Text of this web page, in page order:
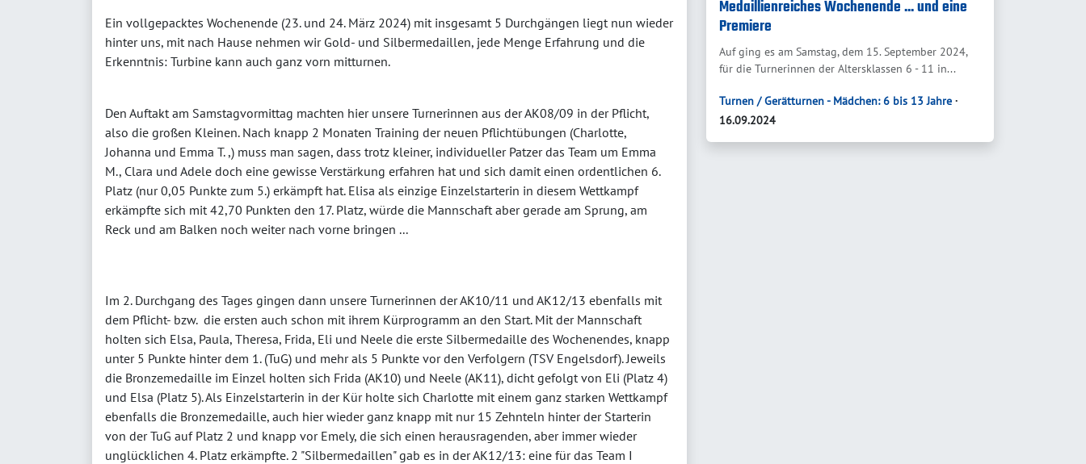
Ein vollgepacktes Wochenende (23. und 24. März 2024) mit insgesamt 5 Durchgängen liegt nun wieder
hinter uns, mit nach Hause nehmen wir Gold- und Silbermedaillen, jede Menge Erfahrung und die
Erkenntnis: Turbine kann auch ganz vorn mitturnen.
Den Auftakt am Samstagvormittag machten hier unsere Turnerinnen aus der AK08/09 in der Pflicht,
also die großen Kleinen. Nach knapp 2 Monaten Training der neuen Pflichtübungen (Charlotte,
Johanna und Emma T. ,) muss man sagen, dass trotz kleiner, individueller Patzer das Team um Emma
M., Clara und Adele doch eine gewisse Verstärkung erfahren hat und sich damit einen ordentlichen 6.
Platz (nur 0,05 Punkte zum 5.) erkämpft hat. Elisa als einzige Einzelstarterin in diesem Wettkampf
erkämpfte sich mit 42,70 Punkten den 17. Platz, würde die Mannschaft aber gerade am Sprung, am
Reck und am Balken noch weiter nach vorne bringen ...
Im 2. Durchgang des Tages gingen dann unsere Turnerinnen der AK10/11 und AK12/13 ebenfalls mit
dem Pflicht- bzw. die ersten auch schon mit ihrem Kürprogramm an den Start. Mit der Mannschaft
holten sich Elsa, Paula, Theresa, Frida, Eli und Neele die erste Silbermedaille des Wochenendes, knapp
unter 5 Punkte hinter dem 1. (TuG) und mehr als 5 Punkte vor den Verfolgern (TSV Engelsdorf). Jeweils
die Bronzemedaille im Einzel holten sich Frida (AK10) und Neele (AK11), dicht gefolgt von Eli (Platz 4)
und Elsa (Platz 5). Als Einzelstarterin in der Kür holte sich Charlotte mit einem ganz starken Wettkampf
ebenfalls die Bronzemedaille, auch hier wieder ganz knapp mit nur 15 Zehnteln hinter der Starterin
von der TuG auf Platz 2 und knapp vor Emely, die sich einen herausragenden, aber immer wieder
unglücklichen 4. Platz erkämpfte. 2 "Silbermedaillen" gab es in der AK12/13: eine für das Team I
Medaillienreiches Wochenende ... und eine
Premiere
Auf ging es am Samstag, dem 15. September 2024,
für die Turnerinnen der Altersklassen 6 - 11 in...
Turnen / Gerätturnen - Mädchen: 6 bis 13 Jahre ∙
16.09.2024